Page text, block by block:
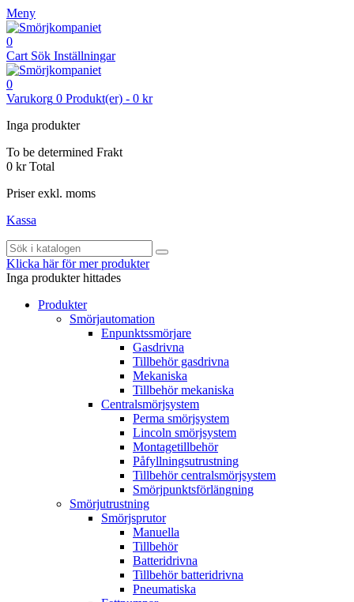
Meny
0
Cart Sök Inställningar
0
Varukorg 0 Produkt(er) - 0 kr
Inga produkter
To be determined Frakt
0 kr Total
Priser exkl. moms
Kassa
Klicka här för mer produkter
Inga produkter hittades
Produkter
Smörjautomation
Enpunktssmörjare
Gasdrivna
Tillbehör gasdrivna
Mekaniska
Tillbehör mekaniska
Centralsmörjsystem
Perma smörjsystem
Lincoln smörjsystem
Montagetillbehör
Påfyllningsutrustning
Tillbehör centralsmörjsystem
Smörjpunktsförlängning
Smörjutrustning
Smörjsprutor
Manuella
Tillbehör
Batteridrivna
Tillbehör batteridrivna
Pneumatiska